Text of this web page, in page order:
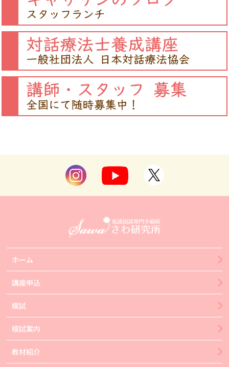
ホーム
講座申込
模試
模試案内
教材紹介